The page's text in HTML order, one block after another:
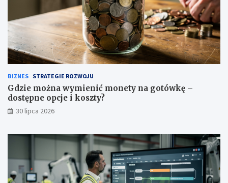
BIZNES STRATEGIE ROZWOJU
Gdzie można wymienić monety na gotówkę –
dostępne opcje i koszty?
30 lipca 2026